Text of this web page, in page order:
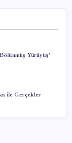
Yürüyüş’
ile Gerçekler